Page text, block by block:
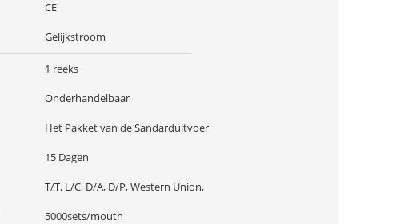
CE
Gelijkstroom
1 reeks
Onderhandelbaar
Het Pakket van de Sandarduitvoer
15 Dagen
T/T, L/C, D/A, D/P, Western Union,
5000sets/mouth